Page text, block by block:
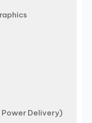
Power Delivery)